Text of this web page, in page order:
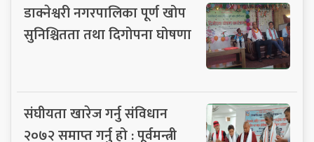
डाक्नेश्वरी नगरपालिका पूर्ण खोप
सुनिश्चितता तथा दिगोपना घोषणा
संघीयता खारेज गर्नु संविधान
२०७२ समाप्त गर्नु हो : पूर्वमन्त्री